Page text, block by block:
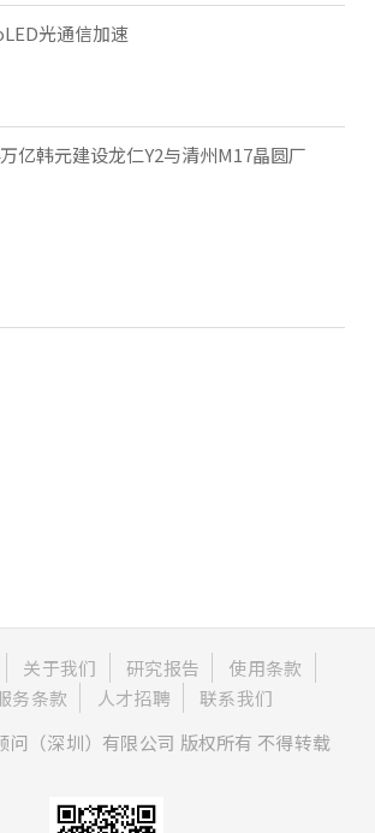
光通信加速
亿韩元建设龙仁Y2与清州M17晶圆厂
关于我们 研究报告
使用条款
务条款 人才招聘
联系我们
问（深圳）有限公司 版权所有 不得转载